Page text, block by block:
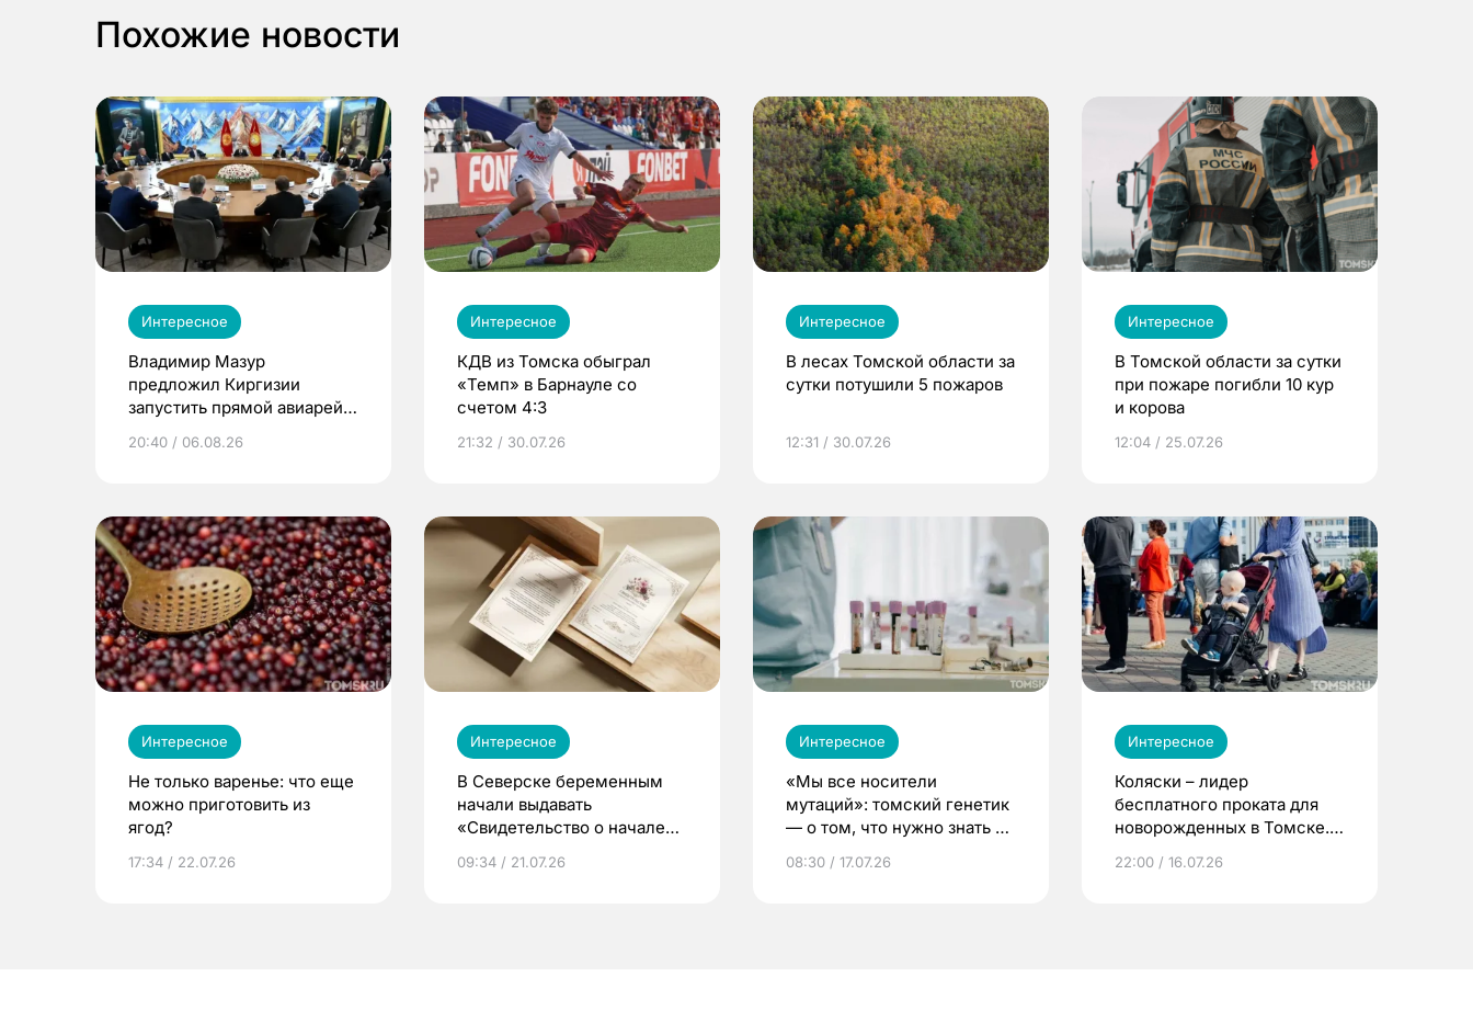
Похожие новости
Интересное
Владимир Мазур
предложил Киргизии
запустить прямой авиарейс
20:40 / 06.08.26
Интересное
КДВ из Томска обыграл
«Темп» в Барнауле со
счетом 4:3
21:32 / 30.07.26
Интересное
В лесах Томской области за
сутки потушили 5 пожаров
12:31 / 30.07.26
Интересное
В Томской области за сутки
при пожаре погибли 10 кур
и корова
12:04 / 25.07.26
Интересное
Не только варенье: что еще
можно приготовить из
ягод?
17:34 / 22.07.26
Интересное
В Северске беременным
начали выдавать
«Свидетельство о начале
09:34 / 21.07.26
Интересное
«Мы все носители
мутаций»: томский генетик
— о том, что нужно знать до
08:30 / 17.07.26
Интересное
Коляски – лидер
бесплатного проката для
новорожденных в Томске.
22:00 / 16.07.26